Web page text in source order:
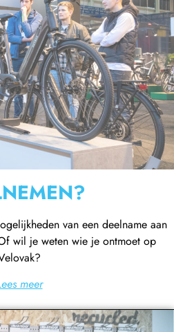
van een deelname aan
wil je weten wie je ontmoet op
meer